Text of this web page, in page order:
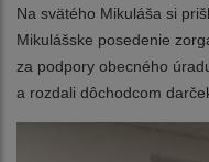
Na svätého Mikuláša si
Mikulášske posedenie
za podpory obecného
a rozdali dôchodcom